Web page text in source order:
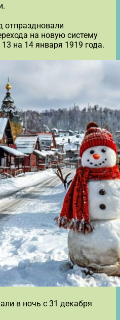
отпраздновали
на новую систему
на 14 января 1919 года.
в ночь с 31 декабря